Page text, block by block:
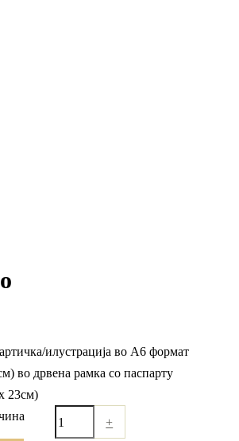
илустрација во А6 формат
во дрвена рамка со паспарту
23см)
+